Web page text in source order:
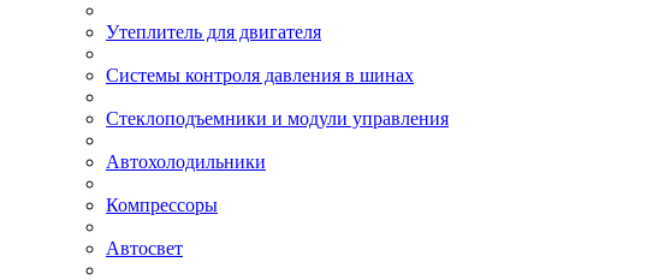
Утеплитель для двигателя
Системы контроля давления в шинах
Стеклоподъемники и модули управления
Автохолодильники
Компрессоры
Автосвет